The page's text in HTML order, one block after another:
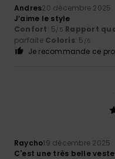
Andres20 décembre 2025
J’aime le style
Confort: 5/5 Rapport
parfaite Coloris: 5 /5
Je recommande ce
Raycho19 décembre 2025
C'est une très belle